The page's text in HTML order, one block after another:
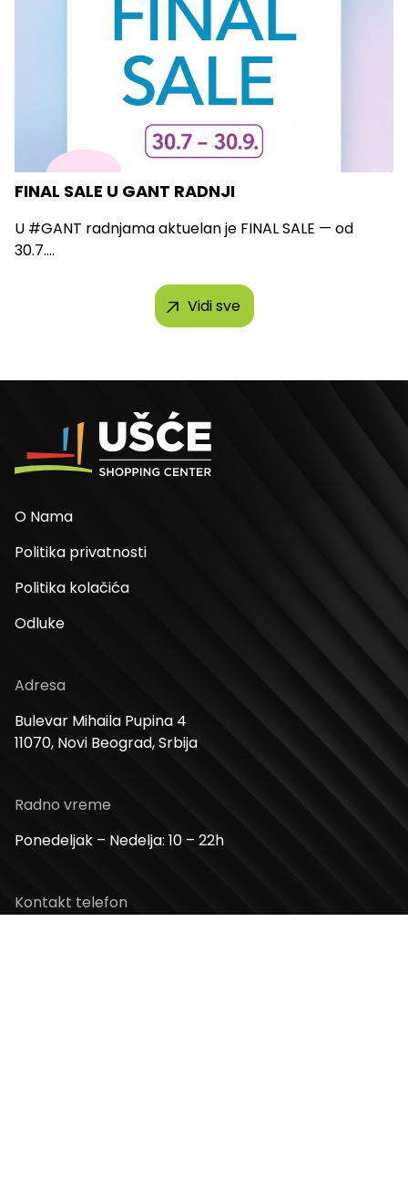
FINAL SALE U GANT RADNJI
U #GANT radnjama aktuelan je FINAL SALE — od
30.7....
Vidi sve
O Nama
Politika privatnosti
Politika kolačića
Odluke
Adresa
Bulevar Mihaila Pupina 4
11070, Novi Beograd, Srbija
Radno vreme
Ponedeljak – Nedelja: 10 – 22h
Kontakt telefon